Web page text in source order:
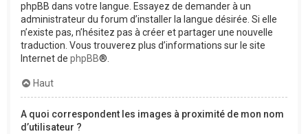
phpBB dans votre langue. Essayez de demander à un
administrateur du forum d’installer la langue désirée. Si elle
n’existe pas, n’hésitez pas à créer et partager une nouvelle
traduction. Vous trouverez plus d’informations sur le site
Internet de phpBB®.
Haut
A quoi correspondent les images à proximité de mon nom
d’utilisateur ?